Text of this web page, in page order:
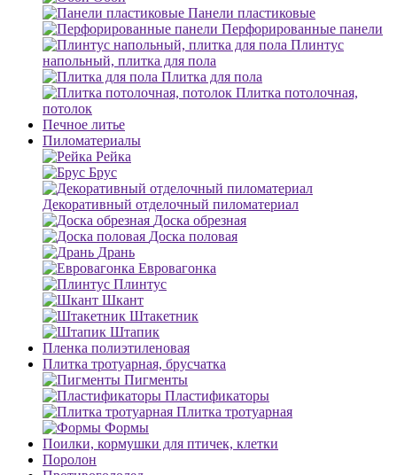
Панели пластиковые
Перфорированные панели
Плинтус
напольный, плитка для пола
Плитка для пола
Плитка потолочная,
потолок
Печное литье
Пиломатериалы
Рейка
Брус
Декоративный отделочный пиломатериал
Доска обрезная
Доска половая
Дрань
Евровагонка
Плинтус
Шкант
Штакетник
Штапик
Пленка полиэтиленовая
Плитка тротуарная, брусчатка
Пигменты
Пластификаторы
Плитка тротуарная
Формы
Поилки, кормушки для птичек, клетки
Поролон